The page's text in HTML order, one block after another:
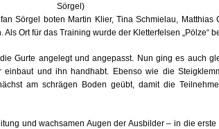
Sörgel)
Sörgel boten Martin Klier, Tina Schmielau, Matthias
Ort für das Training wurde der Kletterfelsen „Pölze“
Gurte angelegt und angepasst. Nun ging es auch
und ihn handhabt. Ebenso wie die
am schrägen Boden geübt, damit die
und wachsamen Augen der Ausbilder – in die